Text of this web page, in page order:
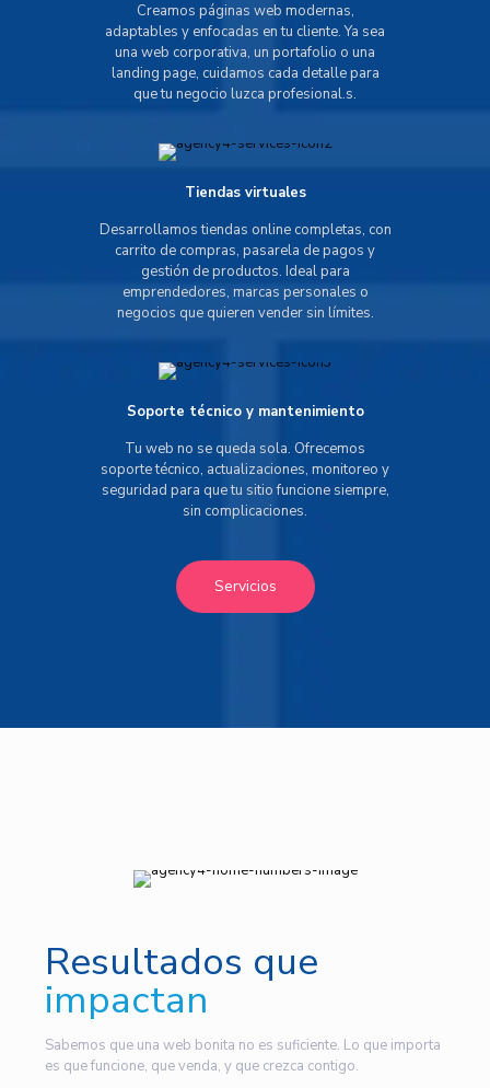
Creamos páginas web modernas,
adaptables y enfocadas en tu cliente. Ya sea
una web corporativa, un portafolio o una
landing page, cuidamos cada detalle para
que tu negocio luzca profesional.s.
Tiendas virtuales
Desarrollamos tiendas online completas, con
carrito de compras, pasarela de pagos y
gestión de productos. Ideal para
emprendedores, marcas personales o
negocios que quieren vender sin límites.
Soporte técnico y mantenimiento
Tu web no se queda sola. Ofrecemos
soporte técnico, actualizaciones, monitoreo y
seguridad para que tu sitio funcione siempre,
sin complicaciones.
Servicios
Resultados que
impactan
Sabemos que una web bonita no es suficiente. Lo que importa
es que funcione, que venda, y que crezca contigo.